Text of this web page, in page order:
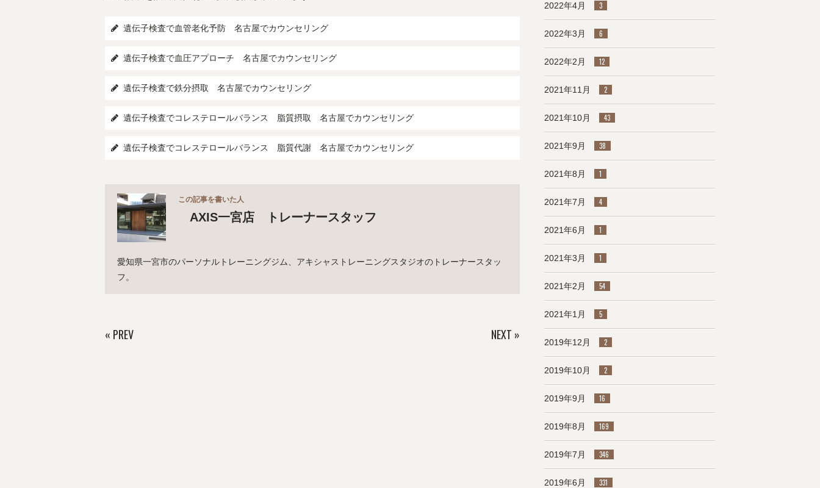
遺伝子検査で血管老化予防 名古屋でカウンセリング
遺伝子検査で血圧アプローチ 名古屋でカウンセリング
遺伝子検査で鉄分摂取 名古屋でカウンセリング
遺伝子検査でコレステロールバランス 脂質摂取 名古屋でカウンセリング
遺伝子検査でコレステロールバランス 脂質代謝 名古屋でカウンセリング
この記事を書いた人
AXIS一宮店 トレーナースタッフ
愛知県一宮市のパーソナルトレーニングジム、アキシャストレーニングスタジオのトレーナースタッ
フ。
« PREV NEXT »
2022年4月 3
2022年3月 6
2022年2月 12
2021年11月 2
2021年10月 43
2021年9月 38
2021年8月 1
2021年7月 4
2021年6月 1
2021年3月 1
2021年2月 54
2021年1月 5
2019年12月 2
2019年10月 2
2019年9月 16
2019年8月 169
2019年7月 346
2019年6月 331